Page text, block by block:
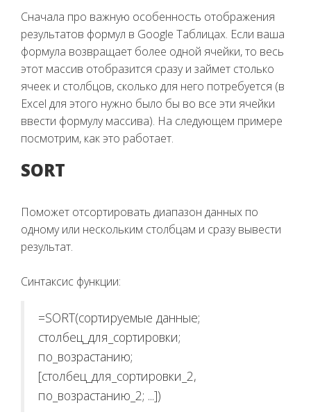
Сначала про важную особенность отображения
результатов формул в Google Таблицах. Если ваша
формула возвращает более одной ячейки, то весь
этот массив отобразится сразу и займет столько
ячеек и столбцов, сколько для него потребуется (в
Excel для этого нужно было бы во все эти ячейки
ввести формулу массива). На следующем примере
посмотрим, как это работает.
SORT
Поможет отсортировать диапазон данных по
одному или нескольким столбцам и сразу вывести
результат.
Синтаксис функции:
=SORT(сортируемые данные;
столбец_для_сортировки;
по_возрастанию;
[столбец_для_сортировки_2,
по_возрастанию_2; ...])